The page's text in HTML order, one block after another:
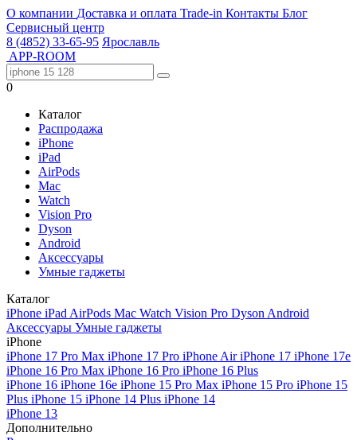
О компании Доставка и оплата Trade-in Контакты Блог
Сервисный центр
8 (4852) 33-65-95 Ярославль
APP-ROOM
0
Каталог
Распродажа
iPhone
iPad
AirPods
Mac
Watch
Vision Pro
Dyson
Android
Аксессуары
Умные гаджеты
Каталог
iPhone iPad AirPods Mac Watch Vision Pro Dyson Android
Аксессуары Умные гаджеты
iPhone
iPhone 17 Pro Max iPhone 17 Pro iPhone AiriPhone 17 iPhone 17e
iPhone 16 Pro Max iPhone 16 Pro iPhone 16 Plus
iPhone 16 iPhone 16e iPhone 15 Pro Max iPhone 15 Pro iPhone 15
Plus iPhone 15 iPhone 14 Plus iPhone 14
iPhone 13
Дополнительно